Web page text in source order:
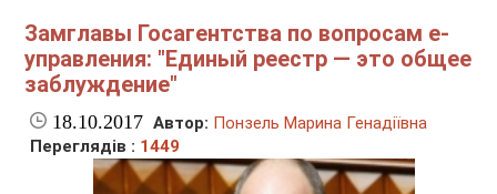
Замглавы Госагентства по вопросам е-
управления: "Единый реестр — это общее
заблуждение"
18.10.2017 Автор: Понзель Марина Генадіївна
Переглядів : 1449